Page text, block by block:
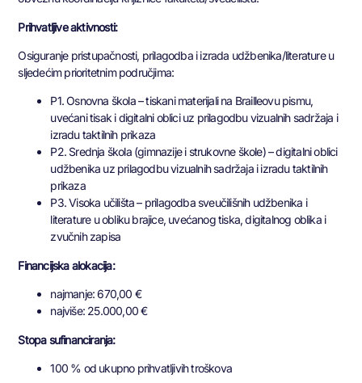
Prihvatljive aktivnosti:
Osiguranje pristupačnosti, prilagodba i izrada udžbenika/literature u
sljedećim prioritetnim područjima:
P1. Osnovna škola – tiskani materijali na Brailleovu pismu,
uvećani tisak i digitalni oblici uz prilagodbu vizualnih sadržaja i
izradu taktilnih prikaza
P2. Srednja škola (gimnazije i strukovne škole) – digitalni oblici
udžbenika uz prilagodbu vizualnih sadržaja i izradu taktilnih
prikaza
P3. Visoka učilišta – prilagodba sveučilišnih udžbenika i
literature u obliku brajice, uvećanog tiska, digitalnog oblika i
zvučnih zapisa
Financijska alokacija:
najmanje: 670,00 €
najviše: 25.000,00 €
Stopa sufinanciranja:
100 % od ukupno prihvatljivih troškova